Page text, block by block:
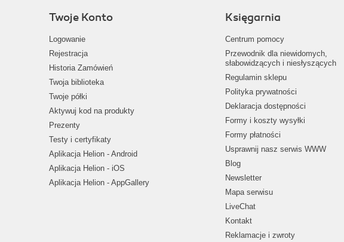
Twoje Konto
Logowanie
Rejestracja
Historia Zamówień
Twoja biblioteka
Twoje półki
Aktywuj kod na produkty
Prezenty
Testy i certyfikaty
Aplikacja Helion - Android
Aplikacja Helion - iOS
Aplikacja Helion - AppGallery
Księgarnia
Centrum pomocy
Przewodnik dla niewidomych,
słabowidzących i niesłyszących
Regulamin sklepu
Polityka prywatności
Deklaracja dostępności
Formy i koszty wysyłki
Formy płatności
Usprawnij nasz serwis WWW
Blog
Newsletter
Mapa serwisu
LiveChat
Kontakt
Reklamacje i zwroty